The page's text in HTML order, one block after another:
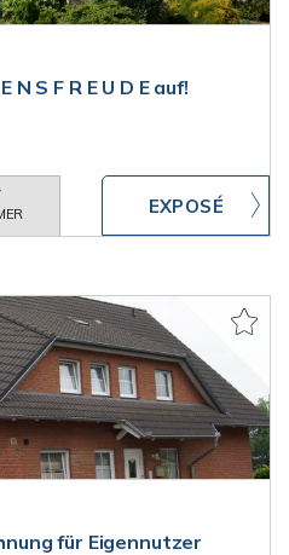
S F R E U D E auf!
für Eigennutzer